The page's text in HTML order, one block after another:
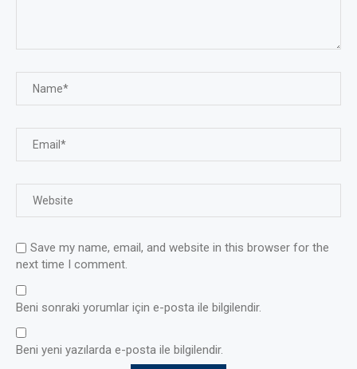
Save my name, email, and website in this browser for the
next time I comment.
Beni sonraki yorumlar için e-posta ile bilgilendir.
Beni yeni yazılarda e-posta ile bilgilendir.